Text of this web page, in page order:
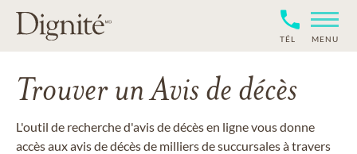
TÉL MENU
Trouver un Avis de décès
L'outil de recherche d'avis de décès en ligne vous donne
accès aux avis de décès de milliers de succursales à travers